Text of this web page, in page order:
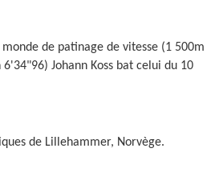
de patinage de vitesse (1 500m
Johann Koss bat celui du 10
de Lillehammer, Norvège.